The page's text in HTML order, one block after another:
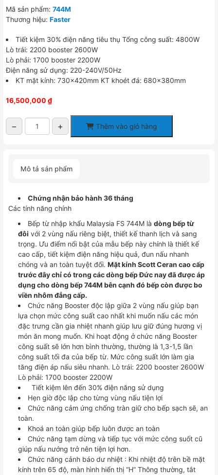
Mã sản phẩm: 744M
Thương hiệu: Faster
Tiết kiệm 30% điện năng tiêu thụ Tổng công suất: 4800W
Lò trái: 2200 booster 2600W
Lò phải: 1700 booster 2200W
Điện năng sử dụng: 220-240V/50Hz
KT mặt kính: 730x420mm KT khoét đá: 680x380mm
16,500,000 ₫
Malaysia
lượng
− + Thêm vào giỏ hàng
Mô tả sản phẩm
Chứng nhận bảo hành 36 tháng
Các tính năng chính
Bếp từ nhập khẩu Malaysia FS 744M là dòng bếp từ
đôi với 2 vùng nấu riêng biệt, thiết kế thanh lịch và sang
trọng. Ưu điểm nổi bật của mẫu bếp này chính là thiết kế
cao cấp, tiết kiệm điện năng hiệu quả, đun nấu nhanh
chóng và an toàn tuyệt đối. Mặt kính Scott Ceran cao cấp
trước đây chỉ có trong các dòng bếp Đức nay đã được áp
dụng cho dòng bếp 744M bên cạnh đó bếp còn được bo
viền nhôm đẳng cấp.
Chức năng Booster độc lập giữa 2 vùng nấu giúp bạn
lựa chọn mức công suất cao nhất khi muốn nấu các món
đặc trưng cần gia nhiệt nhanh giúp lưu giữ đúng hương vị
món ăn mong muốn. Khi hoạt động ở chức năng Booster
công suất sẽ lớn hơn bình thường, thường là 1,3-1,5 lần
công suất tối đa của bếp từ. Mức công suất lớn làm gia
tăng điện áp nấu siêu nhanh. Lò trái: 2200 booster 2600W
Lò phải: 1700 booster 2200W
Tiết kiệm lên đến 30% điện năng sử dụng
Hẹn giờ độc lập cho từng vùng nấu tiện lợi
Chức năng cảm ứng chống tràn giữ cho bếp sạch sẽ, an
toàn.
Khoá an toàn giúp bếp luôn được an toàn
Chức năng tạm dừng và tiếp tục với mức công suốt cũ
giúp nấu nướng trở nên tiện lợi hơn.
Chức năng cảnh báo dư nhiệt : Khi nhiệt độ trên bề mặt
kính trên 65 độ, màn hình hiển thị “H” Thông thường, tắt